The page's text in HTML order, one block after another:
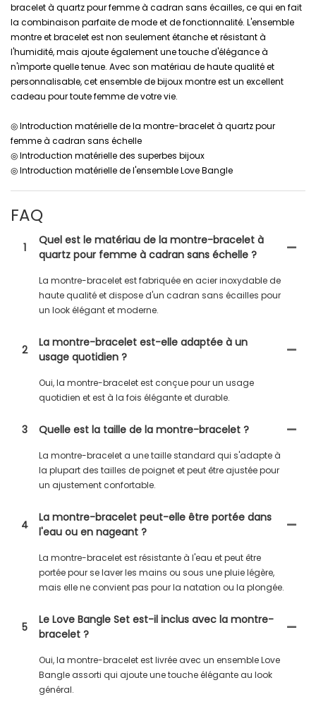
bracelet à quartz pour femme à cadran sans écailles, ce qui en fait
la combinaison parfaite de mode et de fonctionnalité. L'ensemble
montre et bracelet est non seulement étanche et résistant à
l'humidité, mais ajoute également une touche d'élégance à
n'importe quelle tenue. Avec son matériau de haute qualité et
personnalisable, cet ensemble de bijoux montre est un excellent
cadeau pour toute femme de votre vie.
◎ Introduction matérielle de la montre-bracelet à quartz pour
femme à cadran sans échelle
◎ Introduction matérielle des superbes bijoux
◎ Introduction matérielle de l'ensemble Love Bangle
FAQ
1
Quel est le matériau de la montre-bracelet à
quartz pour femme à cadran sans échelle ?
La montre-bracelet est fabriquée en acier inoxydable de
haute qualité et dispose d'un cadran sans écailles pour
un look élégant et moderne.
2
La montre-bracelet est-elle adaptée à un
usage quotidien ?
Oui, la montre-bracelet est conçue pour un usage
quotidien et est à la fois élégante et durable.
3 Quelle est la taille de la montre-bracelet ?
La montre-bracelet a une taille standard qui s'adapte à
la plupart des tailles de poignet et peut être ajustée pour
un ajustement confortable.
4
La montre-bracelet peut-elle être portée dans
l'eau ou en nageant ?
La montre-bracelet est résistante à l'eau et peut être
portée pour se laver les mains ou sous une pluie légère,
mais elle ne convient pas pour la natation ou la plongée.
5
Le Love Bangle Set est-il inclus avec la montre-
bracelet ?
Oui, la montre-bracelet est livrée avec un ensemble Love
Bangle assorti qui ajoute une touche élégante au look
général.